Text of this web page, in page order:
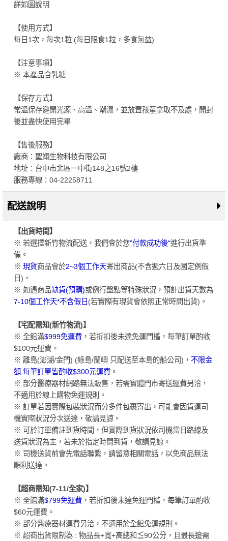
詳如圖說明
【使用方式】
每日1次，每次1粒 (每日限食1粒，多食無益)
【注意事項】
※ 本產品含乳糖
【保存方式】
常溫保存避開光源、高溫、潮濕，並放置孩童拿取不及處，開封
後並盡快使用完畢
【售後服務】
廠商：聖翊生物科技有限公司
地址：台中市北區一中街148之16號2樓
服務專線：04-22258711
配送說明
【出貨時間】
※ 若選擇新竹物流配送，我們會於您"付款成功後"進行出貨準
備。
※ 現貨商品會於2~3個工作天寄出商品(不含週六日及國定例假
日)。
※ 如遇商品缺貨(預購)或例行盤點等特殊狀況，預計出貨天數為
7-10個工作天*不含假日 (若實際有現貨會依照正常時間出貨)。
【宅配需知(新竹物流)】
※ 全館滿$999免運費，若折扣後未達免運門檻，每筆訂單酌收
$100元運費。
※ 離島(澎湖/金門) (綠島/蘭嶼 只配送至本島的船公司)， 不限金
額 每筆訂單皆酌收$300元運費。
※ 部分醫療器材網路無法販售，若需實體門市寄送運費另洽，
不適用於線上購物免運規則。
※ 訂單若因實際包裝狀況而分多件包裹寄出，可能會因貨運司
機實際狀況分次送達，敬請見諒。
※ 可於訂單備註到貨時間，但實際到貨狀況依司機當日路線及
送貨狀況為主，若未於指定時間到貨，敬請見諒。
※ 司機送貨前會先電話聯繫，請留意相關電話，以免商品無法
順利送達。
【超商需知(7-11/全家)】
※ 全館滿$799免運費，若折扣後未達免運門檻，每筆訂單酌收
$60元運費。
※ 部分醫療器材運費另洽，不適用於全館免運規則。
※ 超商出貨限制為 : 物品長+寬+高總和≦90公分，且最長邊需